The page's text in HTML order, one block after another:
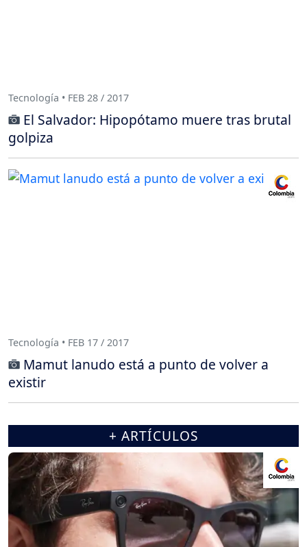
Tecnología • FEB 28 / 2017
El Salvador: Hipopótamo muere tras brutal
golpiza
Tecnología • FEB 17 / 2017
Mamut lanudo está a punto de volver a
existir
+ ARTÍCULOS